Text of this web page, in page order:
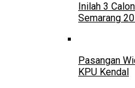
Inilah 3
Semarang
Pasangan
KPU Kendal